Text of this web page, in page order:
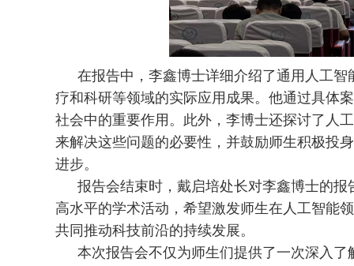
在报告中，李鑫博士详细介绍了通用人工
疗和科研等领域的实际应用成果。他通过具体
社会中的重要作用。此外，李博士还探讨了人
来解决这些问题的必要性，并鼓励师生积极投
进步。
报告会结束时，戴启培处长对李鑫博士的
高水平的学术活动，希望激发师生在人工智能
共同推动科技前沿的持续发展。
本次报告会不仅为师生们提供了一次深入